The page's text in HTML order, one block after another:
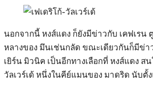
นอกจากนี้ หงส์แดง ก็ยังมีข่าวกับ เคฟเรน
หลางของ มึนเช่นกลัด ขณะเดียวกันก็มีข่า
เยิร์น มิวนิค เป็นอีกทางเลือกที่ หงส์แดง
วัลเวร์เด้ หนึ่งในคีย์แมนของ มาดริด นับตั้